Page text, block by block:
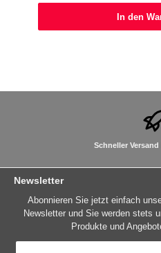
In den
Schneller
Newsletter
Abonnieren Sie jetzt einfach
Newsletter und Sie werden stets
Produkte und